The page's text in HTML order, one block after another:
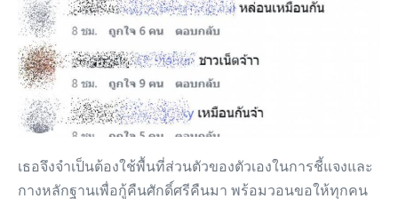
เธอจึงจำเป็นต้องใช้พื้นที่ส่วนตัวของตัวเองในการชี้แจงและ
กางหลักฐานเพื่อกู้คืนศักดิ์ศรีคืนมา พร้อมวอนขอให้ทุกคน